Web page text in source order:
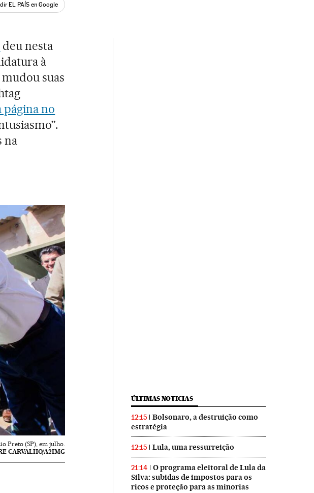
EL PAÍS en Google
deu nesta
à
mudou suas
página no
na
Preto (SP), em julho.
CARVALHO/A2IMG
ÚLTIMAS NOTICIAS
12:15
Bolsonaro, a destruição como
estratégia
12:15 Lula, uma ressurreição
21:14
O programa eleitoral de Lula da
Silva: subidas de impostos para os
ricos e proteção para as minorias